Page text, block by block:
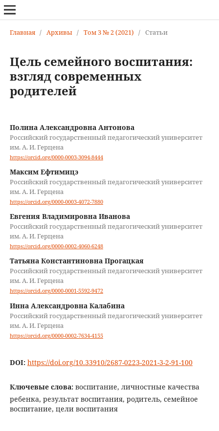
Главная / Архивы / Том 3 № 2 (2021) / Статьи
Цель семейного воспитания:
взгляд современных
родителей
Полина Александровна Антонова
Российский государственный педагогический университет
им. А. И. Герцена
https://orcid.org/0000-0003-3094-8444
Максим Ефтимицэ
Российский государственный педагогический университет
им. А. И. Герцена
https://orcid.org/0000-0003-4072-7880
Евгения Владимировна Иванова
Российский государственный педагогический университет
им. А. И. Герцена
https://orcid.org/0000-0002-4060-6248
Татьяна Константиновна Прогацкая
Российский государственный педагогический университет
им. А. И. Герцена
https://orcid.org/0000-0001-5592-9472
Инна Александровна Калабина
Российский государственный педагогический университет
им. А. И. Герцена
https://orcid.org/0000-0002-7634-4155
DOI: https://doi.org/10.33910/2687-0223-2021-3-2-91-100
Ключевые слова: воспитание, личностные качества
ребенка, результат воспитания, родитель, семейное
воспитание, цели воспитания